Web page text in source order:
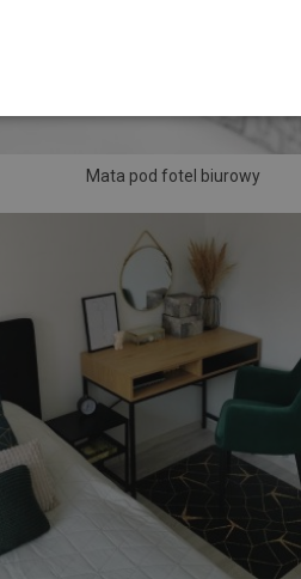
Mata pod fotel biurowy